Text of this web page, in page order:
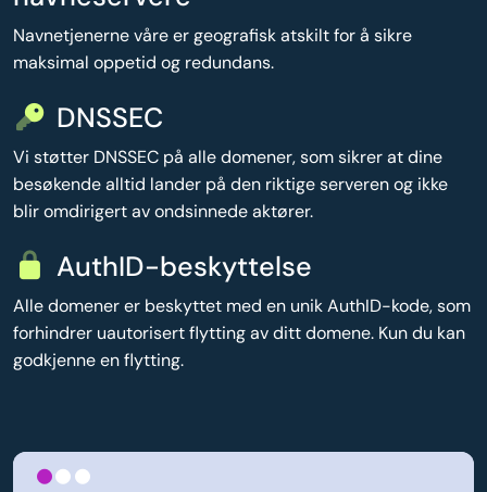
Navnetjenerne våre er geografisk atskilt for å sikre
maksimal oppetid og redundans.
DNSSEC
Vi støtter DNSSEC på alle domener, som sikrer at dine
besøkende alltid lander på den riktige serveren og ikke
blir omdirigert av ondsinnede aktører.
AuthID-beskyttelse
Alle domener er beskyttet med en unik AuthID-kode, som
forhindrer uautorisert flytting av ditt domene. Kun du kan
godkjenne en flytting.